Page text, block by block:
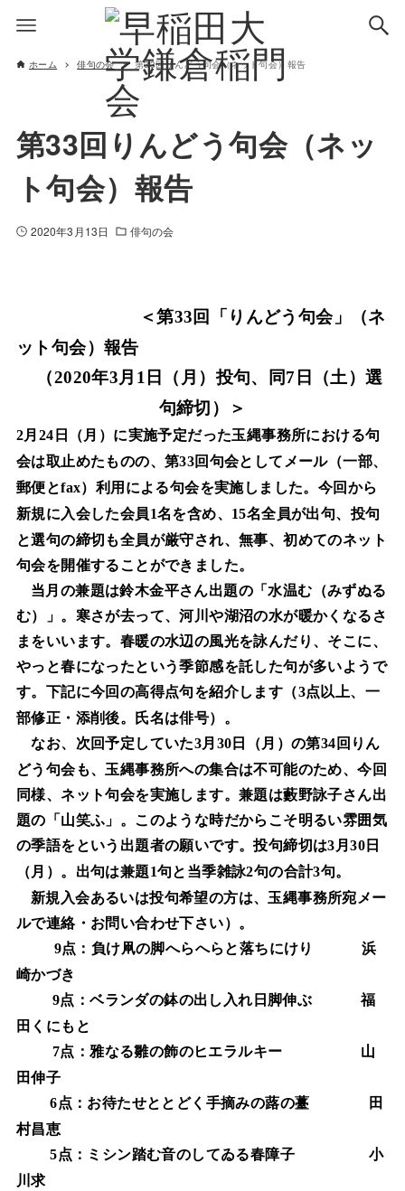
ホーム 俳句の会 第33回りんどう句会（ネット句会）報告
第33回りんどう句会（ネッ
ト句会）報告
2020年3月13日 俳句の会
＜第33回「りんどう句会」（ネ
ット句会）報告
（2020年3月 1 日（月）投句、同7 日（土）選
句締切）＞
2月24日（月）に実施予定だった玉縄事務所における句
会は取止めたものの、第33回句会としてメール（一部、
郵便とfax）利用による句会を実施しました。今回から
新規に入会した会員1名を含め、 15名全員が出句、投句
と選句の締切も全員が厳守され、無事、初めてのネット
句会を開催することができました。
当月の兼題は鈴木金平さん出題の「水温む（みずぬる
む）」。寒さが去って、河川や湖沼の水が暖かくなるさ
まをいいます。春暖の水辺の風光を詠んだり、そこに、
やっと春になったという季節感を託した句が多いようで
す。下記に今回の高得点句を紹介します（3点以上、一
部修正・添削後。氏名は俳号）。
なお、次回予定していた3月30日（月）の第34回りん
どう句会も、玉縄事務所への集合は不可能のため、今回
同様、ネット句会を実施します。兼題は藪野詠子さん出
題の「山笑ふ」。このような時だからこそ明るい雰囲気
の季語をという出題者の願いです。投句締切は3月30日
（月）。出句は兼題1句と当季雑詠2句の合計3句。
新規入会あるいは投句希望の方は、玉縄事務所宛メー
ルで連絡・お問い合わせ下さい）。
9点：負け凧の脚へらへらと落ちにけり浜
崎かづき
9点：ベランダの鉢の出し入れ日脚伸ぶ福
田くにもと
7点：雅なる雛の飾のヒエラルキー 山
田伸子
6点：お待たせととどく手摘みの蕗の薹 田
村昌恵
5点：ミシン踏む音のしてゐる春障子 小
川求